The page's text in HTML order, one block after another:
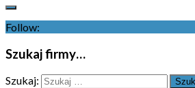
Follow:
Szukaj firmy…
Szukaj: